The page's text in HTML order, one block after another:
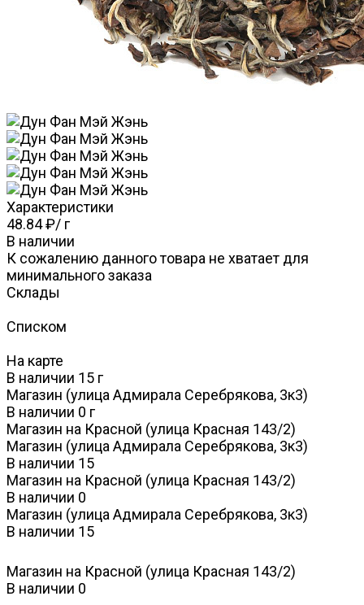
Характеристики
48.84 ₽/ г
В наличии
К сожалению данного товара не хватает для
минимального заказа
Склады
Списком
На карте
В наличии 15 г
Магазин (улица Адмирала Серебрякова, 3к3)
В наличии 0 г
Магазин на Красной (улица Красная 143/2)
Магазин (улица Адмирала Серебрякова, 3к3)
В наличии 15
Магазин на Красной (улица Красная 143/2)
В наличии 0
Магазин (улица Адмирала Серебрякова, 3к3)
В наличии 15
Магазин на Красной (улица Красная 143/2)
В наличии 0